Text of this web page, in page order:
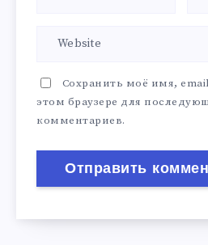
Сохранить моё имя,
этом браузере для
комментариев.